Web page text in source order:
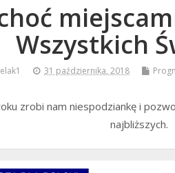
Wszystkich
31 października, 2018
zrobi nam niespodziankę i
najbliższych.